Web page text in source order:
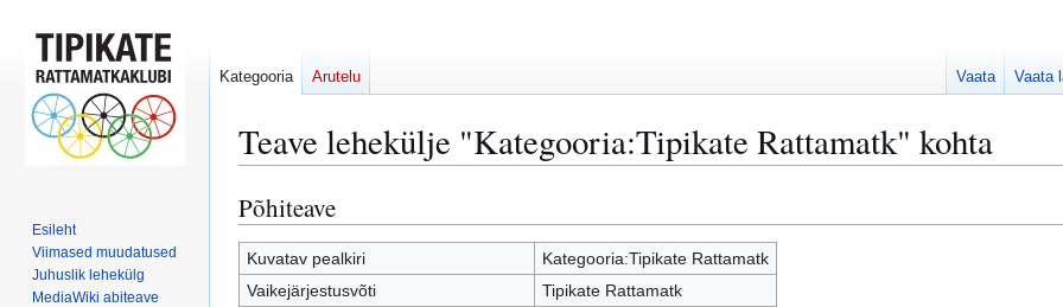
Teave lehekülje "Kategooria:Tipikate Rattamatk" kohta
Mine
navigeerimisribale
Mine
otsikasti
Põhiteave
Kuvatav pealkiri
Kategooria:Tipikate Rattamatk
Vaikejärjestusvõti
Tipikate Rattamatk
Kategooria Arutelu Vaata Vaata
Esileht
Viimased muudatused
Juhuslik lehekülg
MediaWiki abiteave